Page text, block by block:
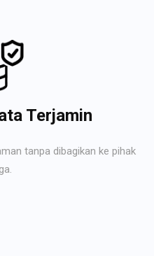
Terjamin
tanpa dibagikan ke pihak